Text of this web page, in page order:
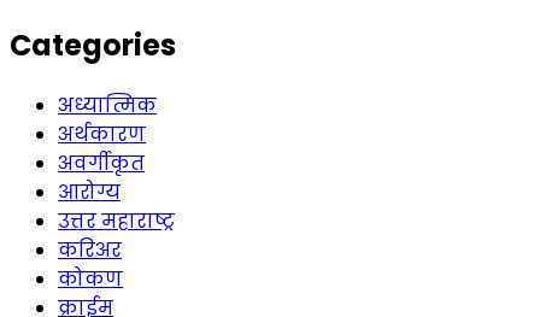
Categories
अध्यात्मिक
अर्थकारण
अवर्गीकृत
आरोग्य
उत्तर महाराष्ट्र
करिअर
कोकण
क्राईम